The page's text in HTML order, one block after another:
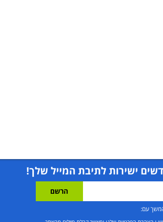
ישירות לתיבת המייל שלך!
עם: